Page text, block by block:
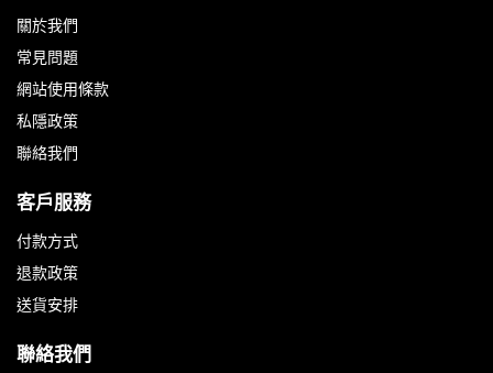
關於我們
常見問題
網站使用條款
私隱政策
聯絡我們
客戶服務
付款方式
退款政策
送貨安排
聯絡我們